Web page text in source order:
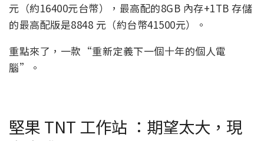
元（約16400元台幣），最高配的8GB 內存+1TB 存儲
的最高配版是8848 元（約台幣41500元）。
重點來了，一款“重新定義下一個十年的個人電
腦”。
堅果 TNT 工作站 ：期望太大，現